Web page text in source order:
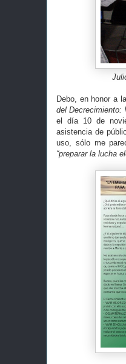
Debo, en honor a
del Decrecimiento:
el día 10 de
asistencia de
uso, sólo me
“preparar la lucha